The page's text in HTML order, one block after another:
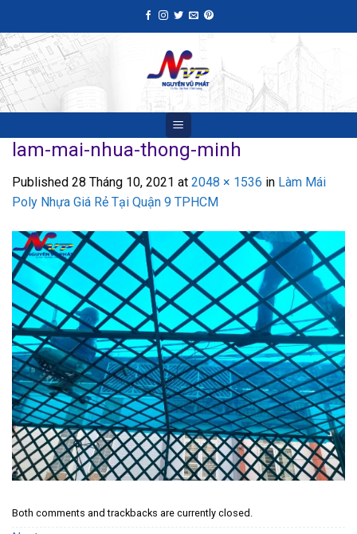
to
content
lam-mai-nhua-thong-minh
Published 28 Tháng 10, 2021 at 2048 × 1536 in Làm Mái
Poly Nhựa Giá Rẻ Tại Quận 9 TPHCM
Both comments and trackbacks are currently closed.